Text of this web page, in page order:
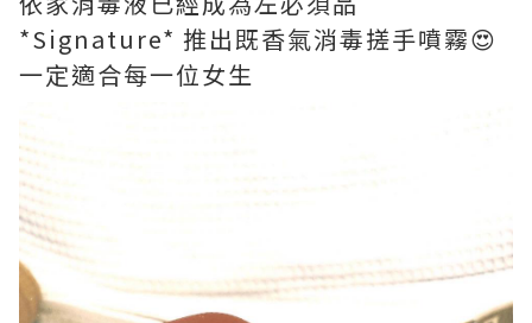
*Signature* 推出既香氣消毒搓手噴霧😍
一定適合每一位女生